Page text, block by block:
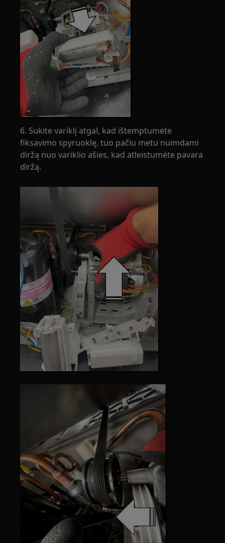
6. Sukite variklį atgal, kad ištemptumėte
fiksavimo spyruoklę, tuo pačiu metu nuimdami
diržą nuo variklio ašies, kad atleistumėte pavara
diržą.